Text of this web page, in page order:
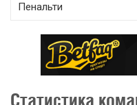
Пенальти
Статистика